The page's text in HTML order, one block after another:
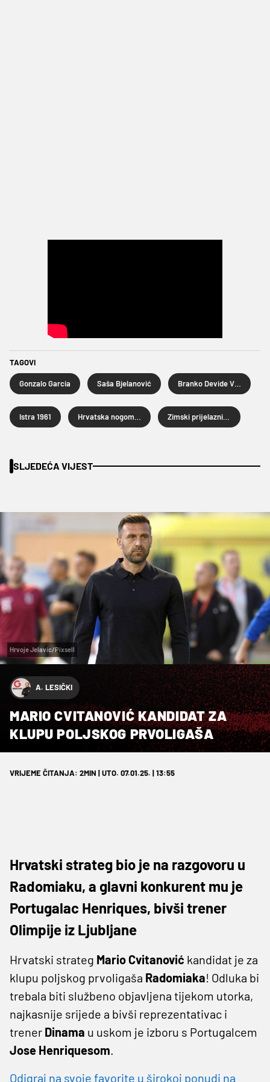
TAGOVI
Gonzalo Garcia Saša Bjelanović
Istra 1961
SLJEDEĆA VIJEST
Hrvoje Jelavic/Pixsell
A. LESIČKI
MARIO CVITANOVIĆ KANDIDAT ZA
KLUPU POLJSKOG PRVOLIGAŠA
VRIJEME ČITANJA: 2MIN | UTO. 07.01.25. | 13:55
Hrvatski strateg bio je na razgovoru u
Radomiaku, a glavni konkurent mu je
Portugalac Henriques, bivši trener
Olimpije iz Ljubljane
Hrvatski strateg Mario Cvitanović kandidat je za
klupu poljskog prvoligaša Radomiaka! Odluka bi
trebala biti službeno objavljena tijekom utorka,
najkasnije srijede a bivši reprezentativac i
trener Dinama u uskom je izboru s Portugalcem
Jose Henriquesom.
Odigraj na svoje favorite u širokoj ponudi na